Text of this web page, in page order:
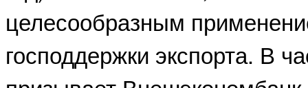
целесообразным
господдержки экспорта. В